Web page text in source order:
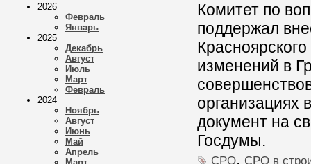
2026
Февраль
Январь
2025
Декабрь
Август
Июль
Март
Февраль
2024
Ноябрь
Август
Июнь
Май
Апрель
Комитет по
поддержал
изменений в
организациях
документ на
Госдумы.
СРО, СРО в